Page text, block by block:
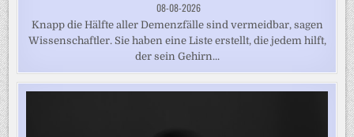
08-08-2026
Knapp die Hälfte aller Demenzfälle sind vermeidbar, sagen
Wissenschaftler. Sie haben eine Liste erstellt, die jedem hilft,
der sein Gehirn...